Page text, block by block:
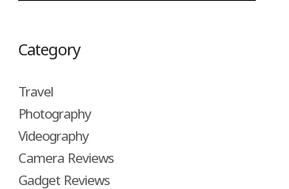
Category
Travel
Photography
Videography
Camera Reviews
Gadget Reviews